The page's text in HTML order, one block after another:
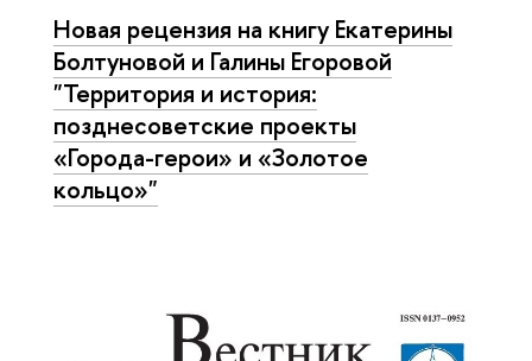
Новая рецензия на книгу Екатерины
Болтуновой и Галины Егоровой
"Территория и история:
позднесоветские проекты
«Города-герои» и «Золотое
кольцо»"